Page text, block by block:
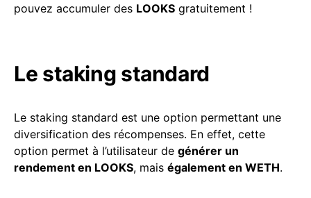
pouvez accumuler des LOOKS gratuitement !
Le staking standard
Le staking standard est une option permettant une
diversification des récompenses. En effet, cette
option permet à l’utilisateur de générer un
rendement en LOOKS, mais également en WETH.